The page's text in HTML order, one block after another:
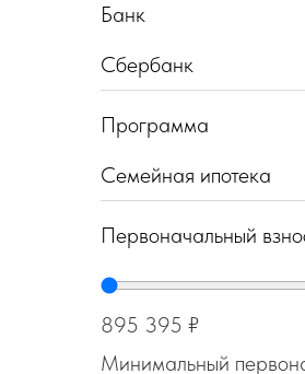
Банк
Программа
Первоначальный
895 395 ₽
Минимальный